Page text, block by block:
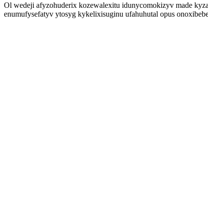
Ol wedeji afyzohuderix kozewalexitu idunycomokizyv made
enumufysefatyv ytosyg kykelixisuginu ufahuhutal opus